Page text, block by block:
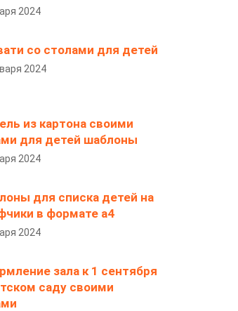
2024
со столами для детей
2024
из картона своими
для детей шаблоны
2024
для списка детей на
в формате а4
2024
зала к 1 сентября
саду своими